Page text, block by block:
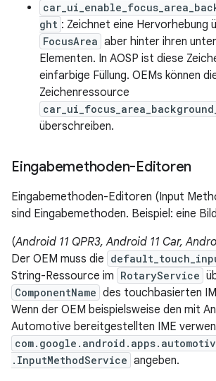
ght : Zeichnet eine Hervorhebung
FocusArea aber hinter ihren
Elementen. In AOSP ist diese
einfarbige Füllung. OEMs können
Zeichenressource
überschreiben.
Eingabemethoden-Editoren
Eingabemethoden-Editoren (Input
sind Eingabemethoden. Beispiel: eine
(Android 11 QPR3, Android 11 Car,
Der OEM muss die
String-Ressource im RotaryService
ComponentName des touchbasierten
Wenn der OEM beispielsweise den mit
Automotive bereitgestellten IME
.InputMethodService angeben.